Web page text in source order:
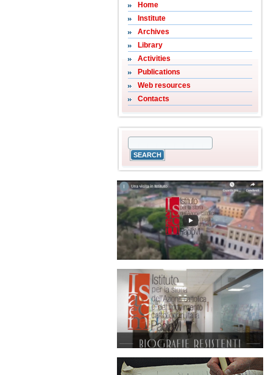
Home
Institute
Archives
Library
Activities
Publications
Web resources
Contacts